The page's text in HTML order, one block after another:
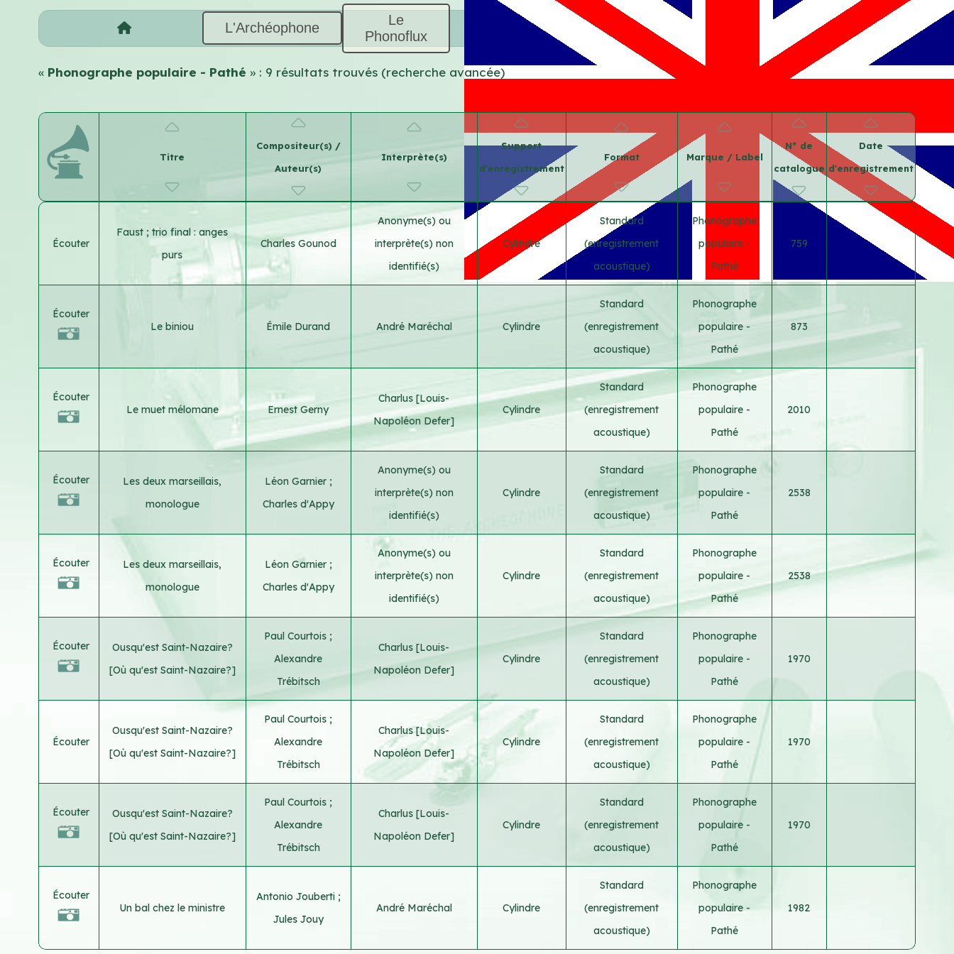
L'Archéophone
Le
Phonoflux
«Phonographe populaire - Pathé » : 9 résultats trouvés (recherche avancée)
Titre
Compositeur(s) /
Auteur(s)
Interprète(s)
Support
d'enregistrement
Format Marque / Label
N° de
catalogue
Date
d'enregistrement
Écouter
Faust ; trio final : anges
purs
Charles Gounod
Anonyme(s) ou
interprète(s) non
identifié(s)
Cylindre
Standard
(enregistrement
acoustique)
Phonographe
populaire -
Pathé
759
Écouter
Le biniou
Émile Durand André Maréchal Cylindre
Standard
(enregistrement
acoustique)
Phonographe
populaire -
Pathé
873
Écouter
Le muet mélomane
Ernest Gerny
Charlus [Louis-
Napoléon Defer]
Cylindre
Standard
(enregistrement
acoustique)
Phonographe
populaire -
Pathé
2010
Écouter
Les deux marseillais,
monologue
Léon Garnier ;
Charles d'Appy
Anonyme(s) ou
interprète(s) non
identifié(s)
Cylindre
Standard
(enregistrement
acoustique)
Phonographe
populaire -
Pathé
2538
Écouter
Les deux marseillais,
monologue
Léon Garnier ;
Charles d'Appy
Anonyme(s) ou
interprète(s) non
identifié(s)
Cylindre
Standard
(enregistrement
acoustique)
Phonographe
populaire -
Pathé
2538
Écouter
Ousqu'est Saint-Nazaire?
[Où qu'est Saint-Nazaire?]
Paul Courtois ;
Alexandre
Trébitsch
Charlus [Louis-
Napoléon Defer]
Cylindre
Standard
(enregistrement
acoustique)
Phonographe
populaire -
Pathé
1970
Écouter
Ousqu'est Saint-Nazaire?
[Où qu'est Saint-Nazaire?]
Paul Courtois ;
Alexandre
Trébitsch
Charlus [Louis-
Napoléon Defer]
Cylindre
Standard
(enregistrement
acoustique)
Phonographe
populaire -
Pathé
1970
Écouter
Ousqu'est Saint-Nazaire?
[Où qu'est Saint-Nazaire?]
Paul Courtois ;
Alexandre
Trébitsch
Charlus [Louis-
Napoléon Defer]
Cylindre
Standard
(enregistrement
acoustique)
Phonographe
populaire -
Pathé
1970
Écouter
Un bal chez le ministre
Antonio Jouberti ;
Jules Jouy
André Maréchal Cylindre
Standard
(enregistrement
acoustique)
Phonographe
populaire -
Pathé
1982